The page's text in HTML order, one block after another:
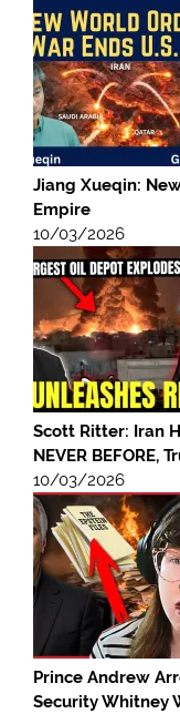
Jiang Xueqin:
Empire
10/03/2026
Scott Ritter: Iran
NEVER BEFORE,
10/03/2026
Prince Andrew
Security Whitney